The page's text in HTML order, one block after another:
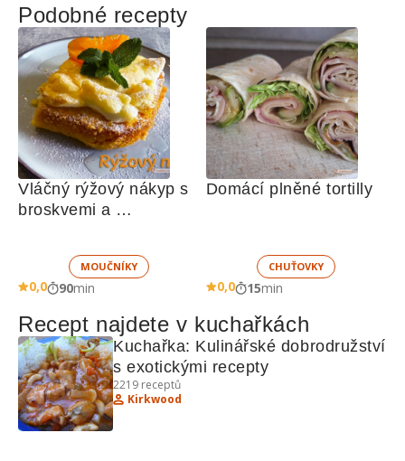
Podobné recepty
Vláčný rýžový nákyp s
broskvemi a
MOUČNÍKY
0,0 90min
Domácí plněné tortilly
CHUŤOVKY
0,0 15min
Recept najdete v kuchařkách
Kuchařka: Kulinářské dobrodružství
s exotickými recepty
2219 receptů
Kirkwood